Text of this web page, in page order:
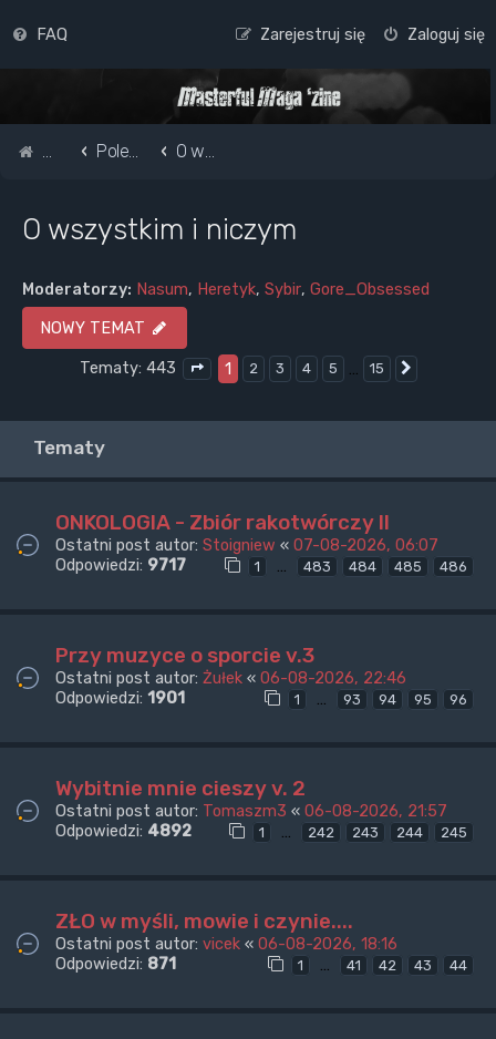
FAQ Zaloguj się
Zarejestruj się
Strona główna
Pole do popisu... O wszystkim i niczym
O wszystkim i niczym
Moderatorzy: Nasum, Heretyk, Sybir, Gore_Obsessed
NOWY TEMAT
Tematy: 443
Strona1 z15
1 2 3 4 5 … 15
Tematy
ONKOLOGIA - Zbiór rakotwórczy II
Ostatni post autor: Stoigniew « 07-08-2026, 06:07
Odpowiedzi: 9717 1 … 483 484 485 486
Przy muzyce o sporcie v.3
Ostatni post autor: Żułek « 06-08-2026, 22:46
Odpowiedzi: 1901 1 … 93 94 95 96
Wybitnie mnie cieszy v. 2
Ostatni post autor: Tomaszm3 « 06-08-2026, 21:57
Odpowiedzi: 4892 1 … 242 243 244 245
ZŁO w myśli, mowie i czynie....
Ostatni post autor: vicek « 06-08-2026, 18:16
Odpowiedzi: 871 1 … 41 42 43 44